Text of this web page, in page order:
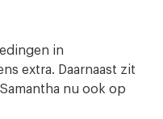
in
extra. Daarnaast zit
nu ook op